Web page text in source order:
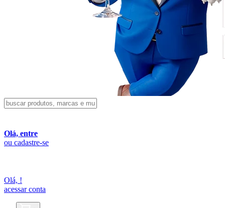
Olá, entre
ou cadastre-se
Olá, !
acessar conta